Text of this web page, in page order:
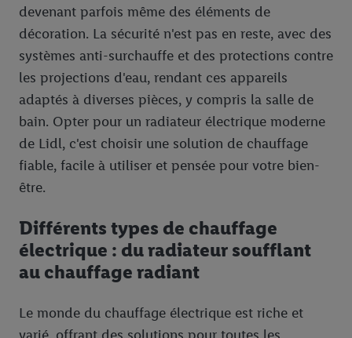
devenant parfois même des éléments de
décoration. La sécurité n'est pas en reste, avec des
systèmes anti-surchauffe et des protections contre
les projections d'eau, rendant ces appareils
adaptés à diverses pièces, y compris la salle de
bain. Opter pour un radiateur électrique moderne
de Lidl, c'est choisir une solution de chauffage
fiable, facile à utiliser et pensée pour votre bien-
être.
Différents types de chauffage
électrique : du radiateur soufflant
au chauffage radiant
Le monde du chauffage électrique est riche et